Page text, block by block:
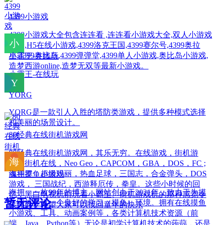
4399小游戏
4399小游戏大全包含连连看 ,连连看小游戏大全,双人小游戏
大全,H5在线小游戏,4399洛克王国,4399赛尔号,4399奥拉
星,4399奥比岛,4399弹弹堂,4399单人小游戏,奥比岛小游戏,
造梦西游online,造梦无双等最新小游戏。
小霸王-在线玩
小霸王-在线玩
YORG
YORG是一款引人入胜的塔防类游戏，提供多种模式选择
和美丽的场景设计。
80经典在线街机游戏网
80经典在线街机游戏网，其乐无穷。在线游戏，街机游
戏，街机在线，Neo Geo，CAPCOM，GBA，DOS，FC ;
魂斗罗，超级玛丽，热血足球，三国志，合金弹头，DOS
游戏， 三国战纪，西游释厄传，拳皇。这些小时候的回
忆，黑白电视机前玩着小霸王、街机游戏机的那种感觉令
人怀念，希望大家可以找回童年的快乐
海拥摸鱼小游戏
海拥，一枚99年的博主，网站创办于2021年，致力于为摸
鱼家族提供一个良好的学习（摸鱼）环境。拥有在线摸鱼
小游戏、工具、动画案例等，各类计算机技术资源（前
端、Java、Python等）无论是初学计算机技术的蒟蒻，还是
暂无评论